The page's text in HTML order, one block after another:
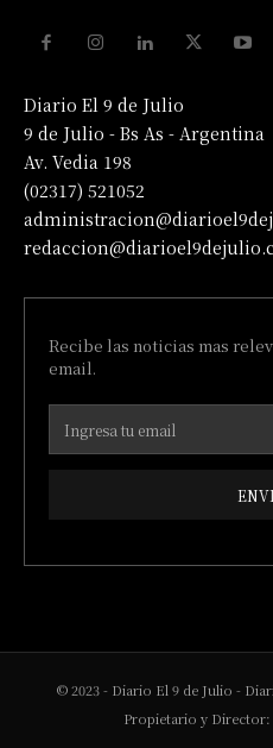
Diario El 9 de Julio
9 de Julio - Bs As - Argentina
Av. Vedia 198
(02317) 521052
Recibe las noticias mas
email.
© 2023 - Diario El 9 de Julio -
Propietario y Director: